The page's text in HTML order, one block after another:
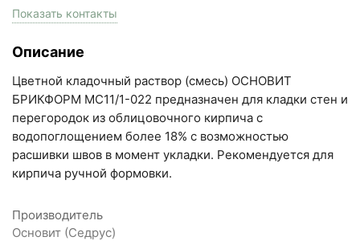
пн-пт с 9:00 до 18:00, сб с 10:00 до 16:00
+7 (993) 993-77-33
Написать в МАКС
Написать в Telegram
Написать на почту
Самарская область, Волжский район, село
Преображенка, улица Ленинская, 75 (вывеска "Мир
Показать контакты
Описание
Цветной кладочный раствор (смесь) ОСНОВИТ
БРИКФОРМ МС11/1-022 предназначен для кладки стен и
перегородок из облицовочного кирпича с
водопоглощением более 18% с возможностью
расшивки швов в момент укладки. Рекомендуется для
кирпича ручной формовки.
Производитель
Основит (Седрус)